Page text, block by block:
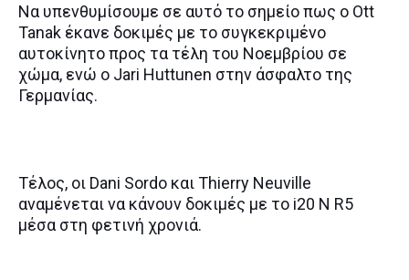
Να υπενθυμίσουμε σε αυτό το σημείο πως ο Ott
Tanak έκανε δοκιμές με το συγκεκριμένο
αυτοκίνητο προς τα τέλη του Νοεμβρίου σε
χώμα, ενώ ο Jari Huttunen στην άσφαλτο της
Γερμανίας.
Τέλος, οι Dani Sordo και Thierry Neuville
αναμένεται να κάνουν δοκιμές με το i20 N R5
μέσα στη φετινή χρονιά.